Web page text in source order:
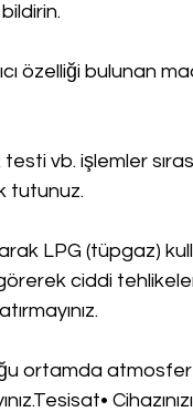
özelliği bulunan
vb. işlemler
tutunuz.
LPG (tüpgaz)
ciddi
ortamda